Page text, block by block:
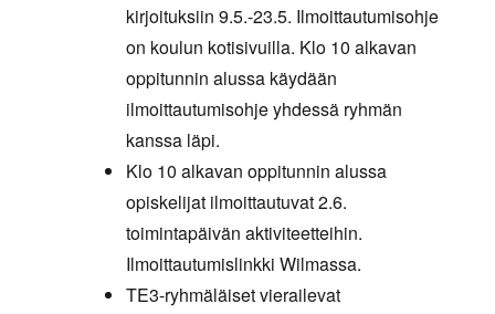
kirjoituksiin 9.5.-23.5. Ilmoittautumisohje
on koulun kotisivuilla. Klo 10 alkavan
oppitunnin alussa käydään
ilmoittautumisohje yhdessä ryhmän
kanssa läpi.
Klo 10 alkavan oppitunnin alussa
opiskelijat ilmoittautuvat 2.6.
toimintapäivän aktiviteetteihin.
Ilmoittautumislinkki Wilmassa.
TE3-ryhmäläiset vierailevat